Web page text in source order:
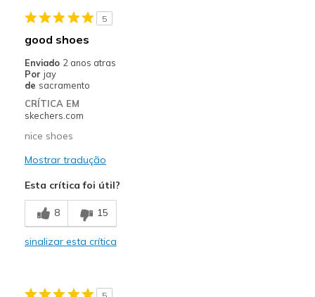
5
good shoes
Enviado 2 anos atras
Por jay
de sacramento
CRÍTICA EM
skechers.com
nice shoes
Mostrar tradução
Esta crítica foi útil?
8 15
sinalizar esta crítica